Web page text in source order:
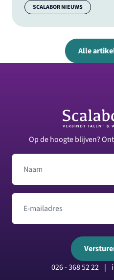
Categorie:
SCALABOR NIEUWS
Alle
Op de hoogte blijven?
Naam
E-mailadres
026 - 368 52 22 |